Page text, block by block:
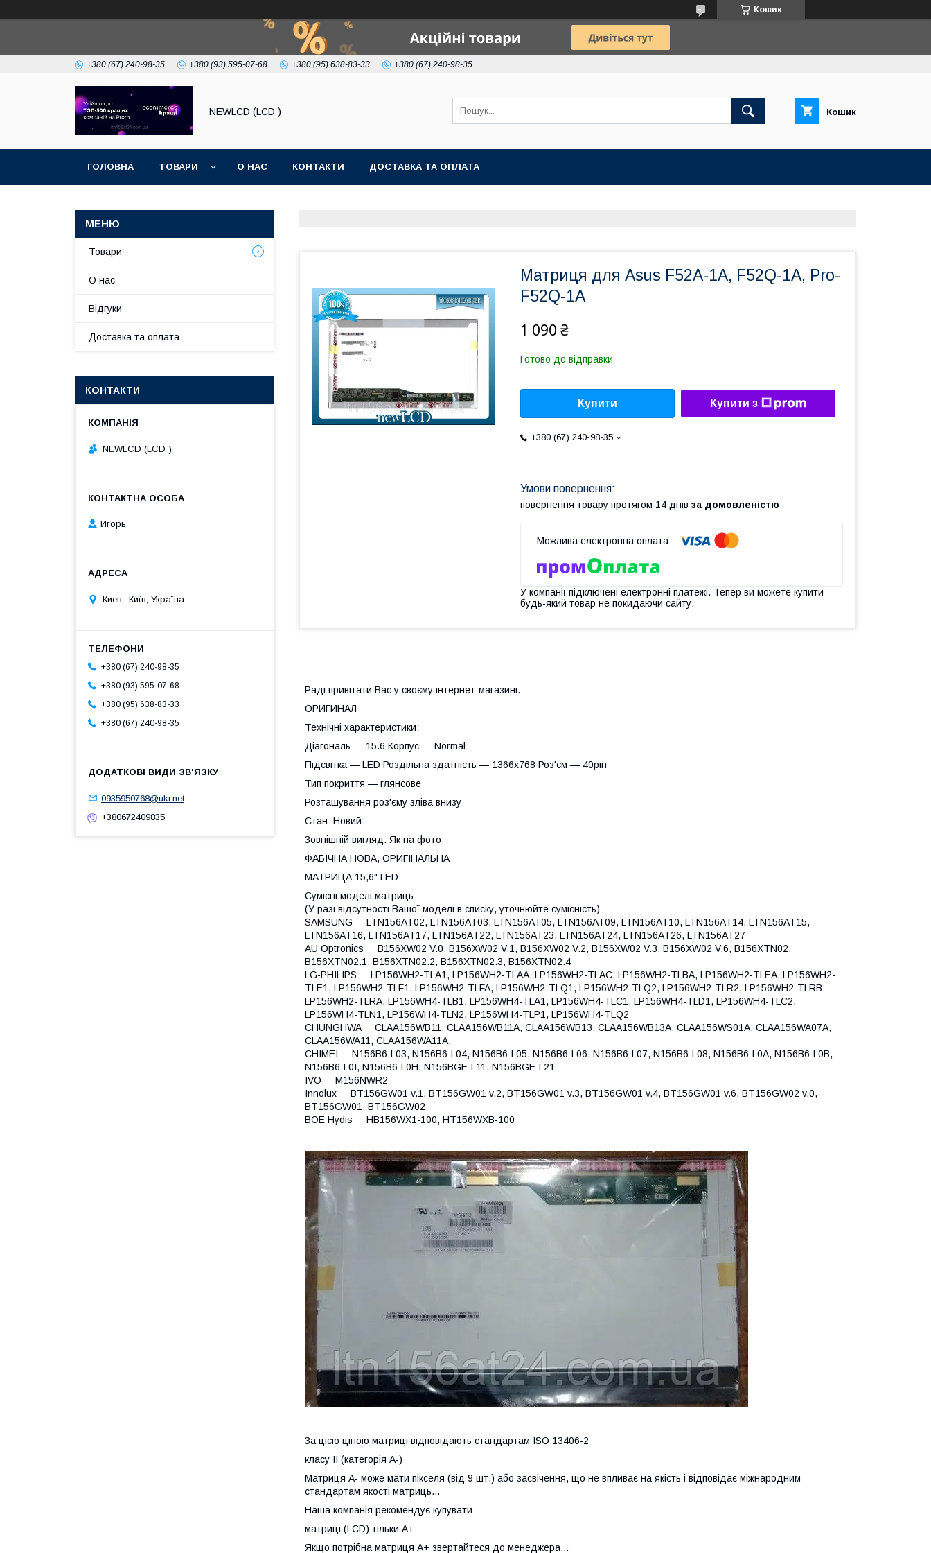
Кошик
+380 (67) 240-98-35 +380 (93) 595-07-68 +380 (95) 638-83-33 +380 (67) 240-98-35
NEWLCD (LCD ) Кошик
ГОЛОВНА ТОВАРИ О НАС КОНТАКТИ ДОСТАВКА ТА ОПЛАТА
Матриця для Asus F52A-1A, F52Q-1A, Pro-
F52Q-1A
1 090 ₴
Готово до відправки
Купити Купити з
+380 (67) 240-98-35
повернення товару протягом 14 днів за домовленістю
У компанії підключені електронні платежі. Тепер ви можете купити
будь-який товар не покидаючи сайту.
Раді привітати Вас у своєму інтернет-магазині.
ОРИГИНАЛ
Технічні характеристики:
Діагональ — 15.6 Корпус — Normal
Підсвітка — LED Роздільна здатність — 1366х768 Роз'єм — 40pin
Тип покриття — глянсове
Розташування роз'єму зліва внизу
Стан: Новий
Зовнішній вигляд: Як на фото
ФАБІЧНА НОВА, ОРИГІНАЛЬНА
МАТРИЦА 15,6" LED
Сумісні моделі матриць:
(У разі відсутності Вашої моделі в списку, уточнюйте сумісність)
SAMSUNG LTN156AT02, LTN156AT03, LTN156AT05, LTN156AT09, LTN156AT10, LTN156AT14, LTN156AT15,
LTN156AT16, LTN156AT17, LTN156AT22, LTN156AT23, LTN156AT24, LTN156AT26, LTN156AT27
AU Optronics B156XW02 V.0, B156XW02 V.1, B156XW02 V.2, B156XW02 V.3, B156XW02 V.6, B156XTN02,
B156XTN02.1, B156XTN02.2, B156XTN02.3, B156XTN02.4
LG-PHILIPS LP156WH2-TLA1, LP156WH2-TLAA, LP156WH2-TLAC, LP156WH2-TLBA, LP156WH2-TLEA, LP156WH2-
TLE1, LP156WH2-TLF1, LP156WH2-TLFA, LP156WH2-TLQ1, LP156WH2-TLQ2, LP156WH2-TLR2, LP156WH2-TLRB
LP156WH2-TLRA, LP156WH4-TLB1, LP156WH4-TLA1, LP156WH4-TLC1, LP156WH4-TLD1, LP156WH4-TLC2,
LP156WH4-TLN1, LP156WH4-TLN2, LP156WH4-TLP1, LP156WH4-TLQ2
CHUNGHWA CLAA156WB11, CLAA156WB11A, CLAA156WB13, CLAA156WB13A, CLAA156WS01A, CLAA156WA07A,
CLAA156WA11, CLAA156WA11A,
CHIMEI N156B6-L03, N156B6-L04, N156B6-L05, N156B6-L06, N156B6-L07, N156B6-L08, N156B6-L0A, N156B6-L0B,
N156B6-L0I, N156B6-L0H, N156BGE-L11, N156BGE-L21
IVO M156NWR2
Innolux BT156GW01 v.1, BT156GW01 v.2, BT156GW01 v.3, BT156GW01 v.4, BT156GW01 v.6, BT156GW02 v.0,
BT156GW01, BT156GW02
BOE Hydis HB156WX1-100, HT156WXB-100
За цією ціною матриці відповідають стандартам ISO 13406-2
класу II (категорія А-)
Матриця А- може мати пікселя (від 9 шт.) або засвічення, що не впливає на якість і відповідає міжнародним
стандартам якості матриць...
Наша компанія рекомендує купувати
матриці (LCD) тільки А+
Якщо потрібна матриця А+ звертайтеся до менеджера...
Товари
О нас
Відгуки
Доставка та оплата
КОНТАКТИ
NEWLCD (LCD )
Игорь
Киев,, Київ, Україна
+380 (67) 240-98-35
+380 (93) 595-07-68
+380 (95) 638-83-33
+380 (67) 240-98-35
0935950768@ukr.net
+380672409835